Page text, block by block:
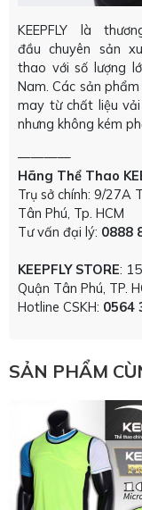
KEEPFLY là
đầu chuyên sản
thao với số lượng
Nam. Các sản phẩm
may từ chất liệu
nhưng không kém
————
Hãng Thể Thao
Trụ sở chính: 9/27A
Tân Phú, Tp. HCM
Tư vấn đại lý: 0888
KEEPFLY STORE:
Quận Tân Phú, TP.
Hotline CSKH: 0564
SẢN PHẨM